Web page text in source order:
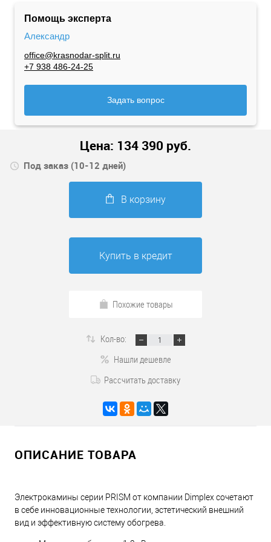
Помощь эксперта
Александр
office@krasnodar-split.ru
+7 938 486-24-25
Задать вопрос
Цена: 134 390 руб.
Под заказ (10-12 дней)
В корзину
Купить в кредит
Похожие товары
Кол-во:
Нашли дешевле
Рассчитать доставку
ОПИСАНИЕ ТОВАРА
Электрокамины серии PRISM от компании Dimplex сочетают
в себе инновационные технологии, эстетический внешний
вид и эффективную систему обогрева.